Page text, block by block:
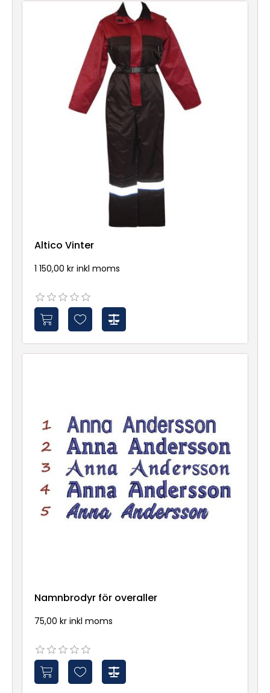
Altico Vinter
1 150,00 kr inkl moms
Namnbrodyr för overaller
75,00 kr inkl moms